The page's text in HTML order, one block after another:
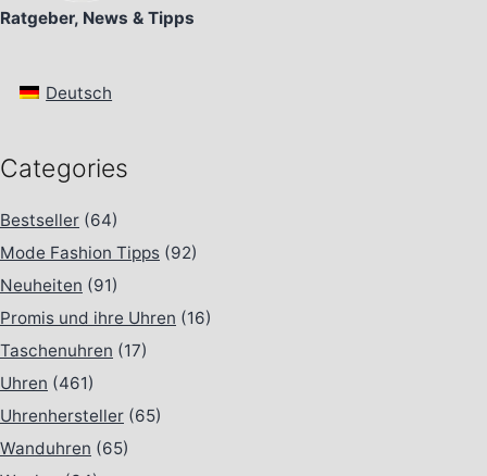
Ratgeber, News & Tipps
Deutsch
Categories
Bestseller (64)
Mode Fashion Tipps (92)
Neuheiten (91)
Promis und ihre Uhren (16)
Taschenuhren (17)
Uhren (461)
Uhrenhersteller (65)
Wanduhren (65)